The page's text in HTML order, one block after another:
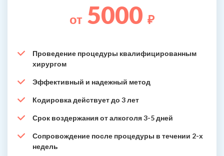
от 5000 ₽
Проведение процедуры квалифицированным
хирургом
Эффективный и надежный метод
Кодировка действует до 3 лет
Срок воздержания от алкоголя 3-5 дней
Сопровождение после процедуры в течении 2-х
недель